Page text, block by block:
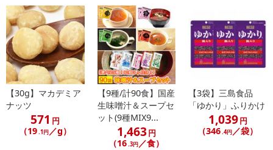
配送日、配送時間が異なる可能性がございます。
カート機能をご利用の場合は、配送日時指定をご利用いただけませ
ん。
発送日カレンダー
【30g】マカデミア
ナッツ
571 円
（19.1円／g）
【9種/計90食】国産
生味噌汁＆スープセ
ット(9種MIX9...
1,463円
（16.3円／食）
【3袋】三島食品
「ゆかり」ふりかけ
1,039円
（346.4円／袋）